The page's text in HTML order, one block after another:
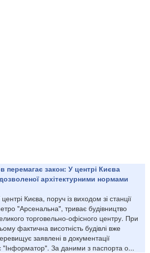
перемагає закон: У центрі Києва
архітектурними нормами
Києва, поруч із виходом зі станції
"Арсенальна", триває будівництво
торговельно-офісного центру. При
фактична висотність будівлі вже
заявлені в документації
За даними з паспорта о...